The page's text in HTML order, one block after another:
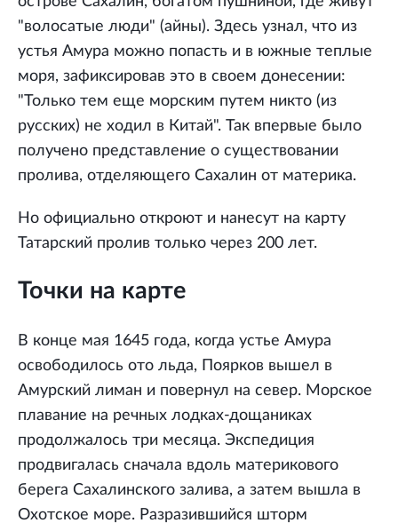
"волосатые люди" (айны). Здесь узнал, что из
устья Амура можно попасть и в южные теплые
моря, зафиксировав это в своем донесении:
"Только тем еще морским путем никто (из
русских) не ходил в Китай". Так впервые было
получено представление о существовании
пролива, отделяющего Сахалин от материка.
Но официально откроют и нанесут на карту
Татарский пролив только через 200 лет.
Точки на карте
В конце мая 1645 года, когда устье Амура
освободилось ото льда, Поярков вышел в
Амурский лиман и повернул на север. Морское
плавание на речных лодках-дощаниках
продолжалось три месяца. Экспедиция
продвигалась сначала вдоль материкового
берега Сахалинского залива, а затем вышла в
Охотское море. Разразившийся шторм